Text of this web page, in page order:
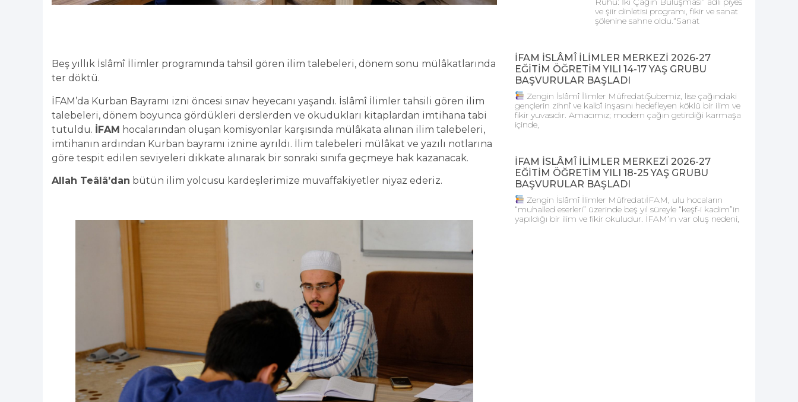
Beş yıllık İslâmî İlimler programında tahsil gören ilim talebeleri, dönem sonu mülâkatlarında
ter döktü.
İFAM’da Kurban Bayramı izni öncesi sınav heyecanı yaşandı. İslâmî İlimler tahsili gören ilim
talebeleri, dönem boyunca gördükleri derslerden ve okudukları kitaplardan imtihana tabi
tutuldu. İFAM hocalarından oluşan komisyonlar karşısında mülâkata alınan ilim talebeleri,
imtihanın ardından Kurban bayramı iznine ayrıldı. İlim talebeleri mülâkat ve yazılı notlarına
göre tespit edilen seviyeleri dikkate alınarak bir sonraki sınıfa geçmeye hak kazanacak.
Allah Teâlâ’dan bütün ilim yolcusu kardeşlerimize muvaffakiyetler niyaz ederiz.
ve şiir dinletisi programı, fikir ve sanat
şölenine sahne oldu.“Sanat
İFAM İSLÂMÎ İLİMLER MERKEZİ 2026-27
EĞİTİM ÖĞRETİM YILI 14-17 YAŞ GRUBU
BAŞVURULAR BAŞLADI
Zengin İslâmî İlimler MüfredatıŞubemiz, lise çağındaki
gençlerin zihnî ve kalbî inşasını hedefleyen köklü bir ilim ve
fikir yuvasıdır. Amacımız; modern çağın getirdiği karmaşa
içinde,
İFAM İSLÂMÎ İLİMLER MERKEZİ 2026-27
EĞİTİM ÖĞRETİM YILI 18-25 YAŞ GRUBU
BAŞVURULAR BAŞLADI
Zengin İslâmî İlimler MüfredatıİFAM, ulu hocaların
“muhalled eserleri” üzerinde beş yıl süreyle “keşf-i kadim”in
yapıldığı bir ilim ve fikir okuludur. İFAM’ın var oluş nedeni,